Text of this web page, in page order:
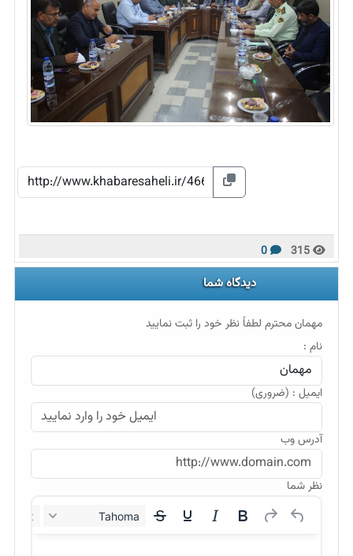
دیدگاه شما
مهمان محترم لطفاً نظر خود را ثبت نمایید
نام :
ایمیل : (ضروری)
آدرس وب
نظر شما
Tahoma
12px